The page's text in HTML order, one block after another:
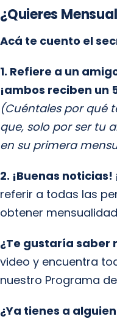
¿Quieres
Acá te cuento el
1. Refiere a un
¡ambos reciben un
(Cuéntales por qué
que, solo por ser tu
en su primera
2. ¡Buenas noticias!
referir a todas las
obtener
¿Te gustaría saber
video y encuentra
nuestro Programa
¿Ya tienes a